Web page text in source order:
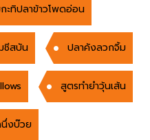
ะทิปลาข้าวโพดอ่อน
ชีสบัน ปลาคังลวกจิ้ม
สูตรทำยำวุ้นเส้น
นึ่งบ๊วย